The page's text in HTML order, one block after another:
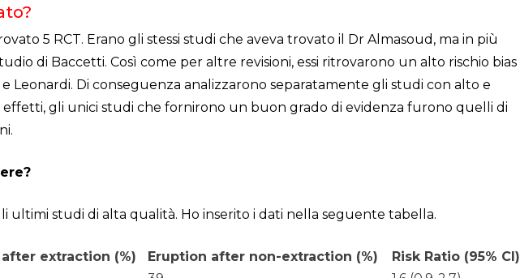
5 RCT. Erano gli stessi studi che aveva trovato il Dr Almasoud, ma in più
di Baccetti. Così come per altre revisioni, essi ritrovarono un alto rischio bias
Leonardi. Di conseguenza analizzarono separatamente gli studi con alto e
effetti, gli unici studi che fornirono un buon grado di evidenza furono quelli di
ultimi studi di alta qualità. Ho inserito i dati nella seguente tabella.
extraction (%) Eruption after non-extraction (%)
Risk Ratio (95% CI)